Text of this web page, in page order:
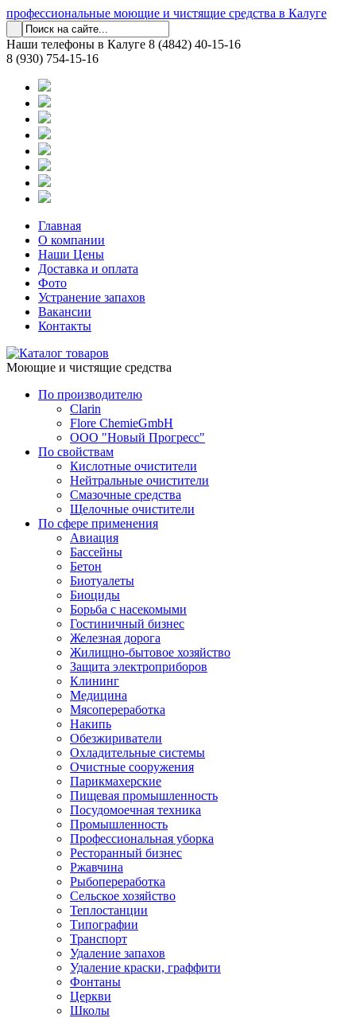
профессиональные моющие и чистящие средства в Калуге
Наши телефоны в Калуге 8 (4842) 40-15-16
8 (930) 754-15-16
Главная
О компании
Наши Цены
Доставка и оплата
Фото
Устранение запахов
Вакансии
Контакты
Моющие и чистящие средства
По производителю
Clarin
Flore ChemieGmbH
ООО "Новый Прогресс"
По свойствам
Кислотные очистители
Нейтральные очистители
Смазочные средства
Щелочные очистители
По сфере применения
Авиация
Бассейны
Бетон
Биотуалеты
Биоциды
Борьба с насекомыми
Гостиничный бизнес
Железная дорога
Жилищно-бытовое хозяйство
Защита электроприборов
Клининг
Медицина
Мясопереработка
Накипь
Обезжириватели
Охладительные системы
Очистные сооружения
Парикмахерские
Пищевая промышленность
Посудомоечная техника
Промышленность
Профессиональная уборка
Ресторанный бизнес
Ржавчина
Рыбопереработка
Сельское хозяйство
Теплостанции
Типографии
Транспорт
Удаление запахов
Удаление краски, граффити
Фонтаны
Церкви
Школы